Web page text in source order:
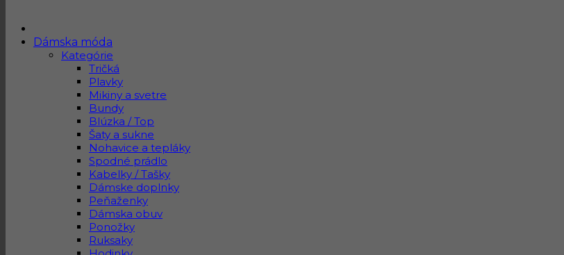
Dámska móda
Kategórie
Tričká
Plavky
Mikiny a svetre
Bundy
Blúzka / Top
Šaty a sukne
Nohavice a tepláky
Spodné prádlo
Kabelky / Tašky
Dámske doplnky
Peňaženky
Dámska obuv
Ponožky
Ruksaky